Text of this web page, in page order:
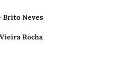
Brito Neves
Rocha